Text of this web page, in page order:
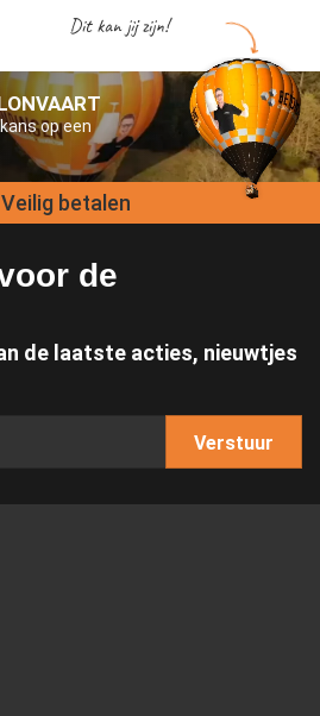
op een
Dit kan jij zijn!
de
de laatste acties, nieuwtjes
Verstuur